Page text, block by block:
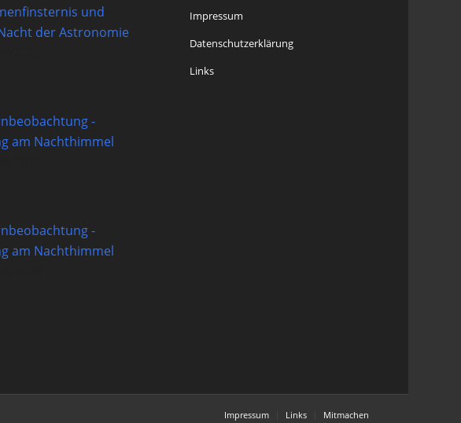
und
der Astronomie
-
am Nachthimmel
-
am Nachthimmel
Impressum
Datenschutzerklärung
Links
Impressum Links Mitmachen